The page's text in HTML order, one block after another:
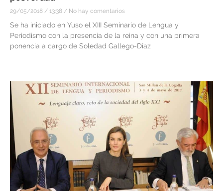
29/05/2018 13:38 No hay comentarios
Se ha iniciado en Yuso el XIII Seminario de Lengua y
Periodismo con la presencia de la reina y con una primera
ponencia a cargo de Soledad Gallego-Díaz